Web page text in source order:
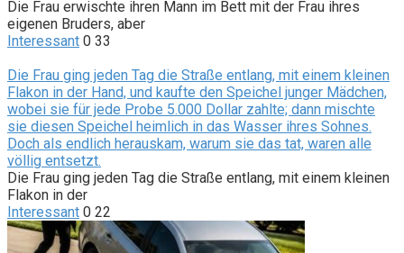
Die Frau erwischte ihren Mann im Bett mit der Frau ihres
eigenen Bruders, aber
Interessant 0 33
Die Frau ging jeden Tag die Straße entlang, mit einem kleinen
Flakon in der Hand, und kaufte den Speichel junger Mädchen,
wobei sie für jede Probe 5.000 Dollar zahlte; dann mischte
sie diesen Speichel heimlich in das Wasser ihres Sohnes.
Doch als endlich herauskam, warum sie das tat, waren alle
völlig entsetzt.
Die Frau ging jeden Tag die Straße entlang, mit einem kleinen
Flakon in der
Interessant 0 22